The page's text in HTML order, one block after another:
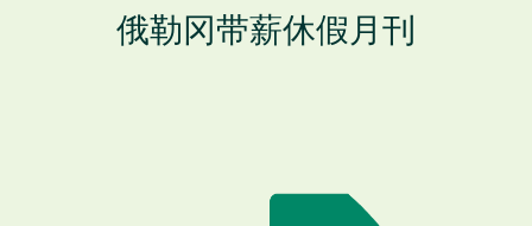
俄勒冈带薪休假月刊